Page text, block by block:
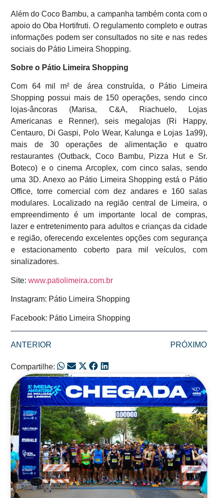
Além do Coco Bambu, a campanha também conta com o
apoio do Oba Hortifruti. O regulamento completo e outras
informações podem ser consultados no site e nas redes
sociais do Pátio Limeira Shopping.
Sobre o Pátio Limeira Shopping
Com 64 mil m² de área construída, o Pátio Limeira
Shopping possui mais de 150 operações, sendo cinco
lojas-âncoras (Marisa, C&A, Riachuelo, Lojas
Americanas e Renner), seis megalojas (Ri Happy,
Centauro, Di Gaspi, Polo Wear, Kalunga e Lojas 1a99),
mais de 30 operações de alimentação e quatro
restaurantes (Outback, Coco Bambu, Pizza Hut e Sr.
Boteco) e o cinema Arcoplex, com cinco salas, sendo
uma 3D. Anexo ao Pátio Limeira Shopping está o Pátio
Office, torre comercial com dez andares e 160 salas
modulares. Localizado na região central de Limeira, o
empreendimento é um importante local de compras,
lazer e entretenimento para adultos e crianças da cidade
e região, oferecendo excelentes opções com segurança
e estacionamento coberto para mil veículos, com
sinalizadores.
Site:www.patiolimeira.com.br
Instagram: Pátio Limeira Shopping
Facebook: Pátio Limeira Shopping
ANTERIOR PRÓXIMO
Compartilhe:
Posts Relacionados